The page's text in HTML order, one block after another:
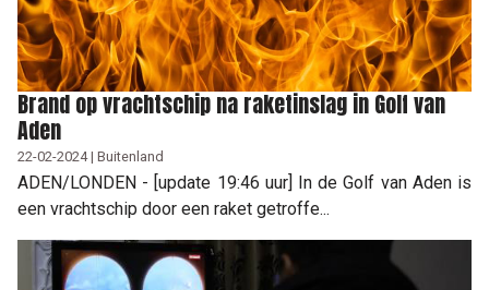
Brand op vrachtschip na raketinslag in Golf van
Aden
22-02-2024 | Buitenland
ADEN/LONDEN - [update 19:46 uur] In de Golf van Aden is
een vrachtschip door een raket getroffe...